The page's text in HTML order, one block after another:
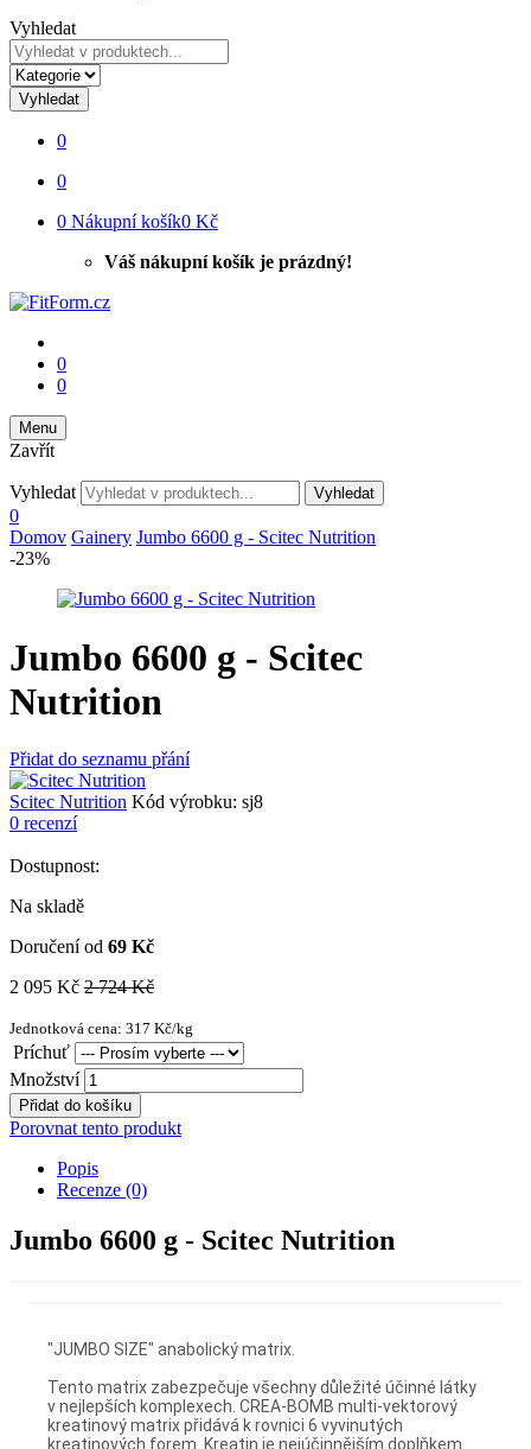
Vyhledat
Vyhledat
0
0
0 Nákupní košík0 Kč
Váš nákupní košík je prázdný!
0
0
Menu
Zavřít
Vyhledat Vyhledat
0
Domov Gainery Jumbo 6600 g - Scitec Nutrition
-23%
Jumbo 6600 g - Scitec
Nutrition
Přidat do seznamu přání
Scitec Nutrition Kód výrobku: sj8
0 recenzí
Dostupnost:
Na skladě
Doručení od 69 Kč
2 095 Kč 2 724 Kč
Jednotková cena: 317 Kč/kg
Príchuť
Množství
Přidat do košíku
Porovnat tento produkt
Popis
Recenze (0)
Jumbo 6600 g - Scitec Nutrition
"JUMBO SIZE" anabolický matrix.
Tento matrix zabezpečuje všechny důležité účinné látky
v nejlepších komplexech. CREA-BOMB multi-vektorový
kreatinový matrix přidává k rovnici 6 vyvinutých
kreatinových forem. Kreatin je nejúčinnějším doplňkem